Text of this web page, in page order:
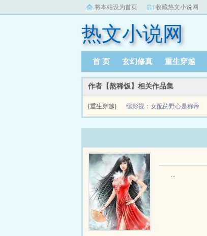
将本站设为首页 收藏热文小说网
热文小说网
首 页 玄幻修真 重生穿越
作者【熬稀饭】相关作品集
[重生穿越] 综影视：女配的野心是称帝
...